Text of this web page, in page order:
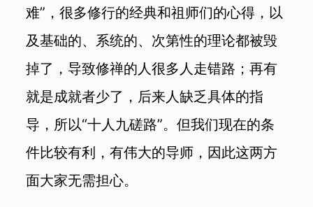
难”，很多修行的经典和祖师们的心得，以
及基础的、系统的、次第性的理论都被毁
掉了，导致修禅的人很多人走错路；再有
就是成就者少了，后来人缺乏具体的指
导，所以“十人九磋路”。但我们现在的条
件比较有利，有伟大的导师，因此这两方
面大家无需担心。